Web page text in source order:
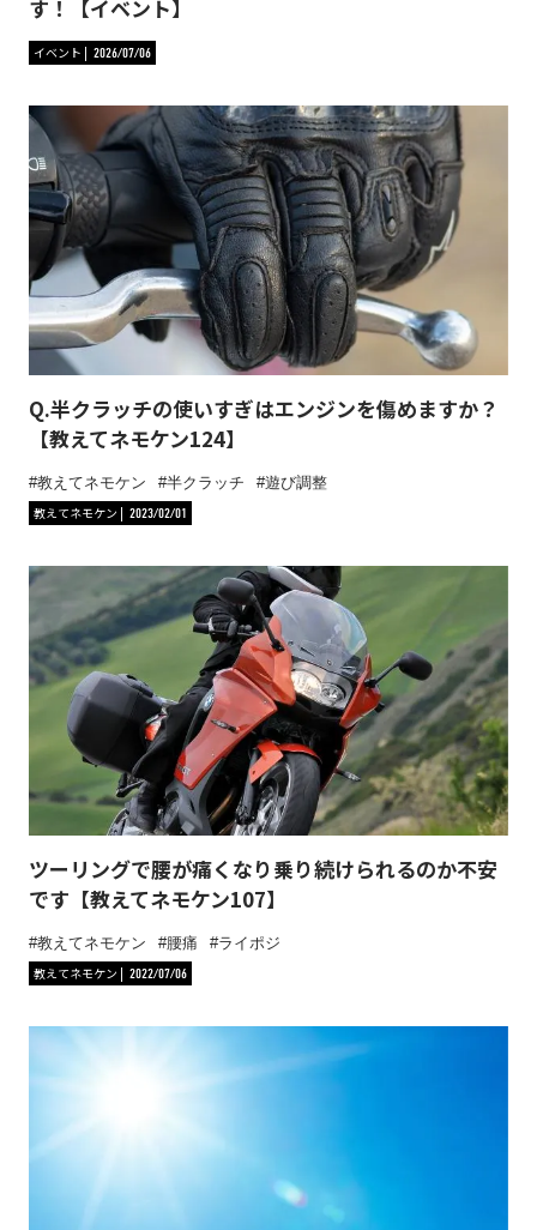
す！【イベント】
イベント 2026/07/06
Q.半クラッチの使いすぎはエンジンを傷めますか？
【教えてネモケン124】
教えてネモケン 半クラッチ
遊び調整
教えてネモケン
2023/02/01
ツーリングで腰が痛くなり乗り続けられるのか不安
です【教えてネモケン107】
教えてネモケン 腰痛
ライポジ
教えてネモケン
2022/07/06